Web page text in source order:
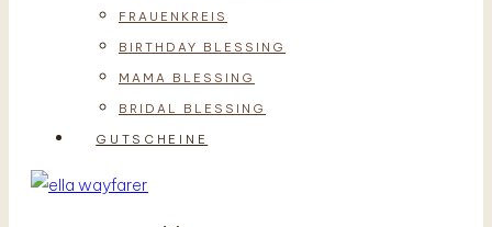
FRAUENKREIS
BIRTHDAY BLESSING
MAMA BLESSING
BRIDAL BLESSING
GUTSCHEINE